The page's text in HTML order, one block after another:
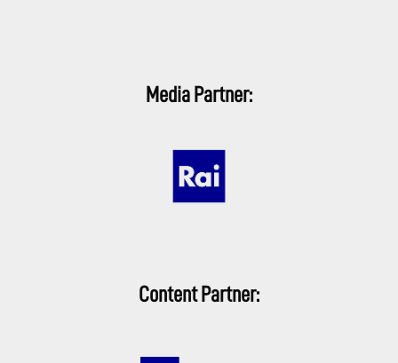
Media Partner:
Content Partner: